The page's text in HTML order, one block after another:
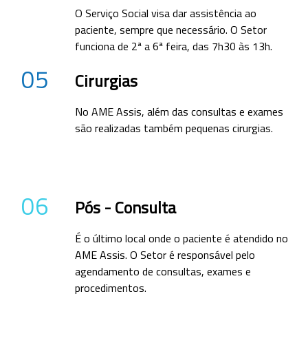
O Serviço Social visa dar assistência ao
paciente, sempre que necessário. O Setor
funciona de 2ª a 6ª feira, das 7h30 às 13h.
05 Cirurgias
No AME Assis, além das consultas e exames
são realizadas também pequenas cirurgias.
06 Pós - Consulta
É o último local onde o paciente é atendido no
AME Assis. O Setor é responsável pelo
agendamento de consultas, exames e
procedimentos.